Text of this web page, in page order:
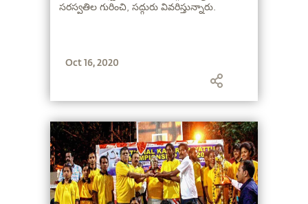
సరస్వతిల గురించి, సద్గురు వివరిస్తున్నారు.
Oct 16, 2020